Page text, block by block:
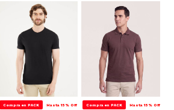
Compra en PACK Hasta 15% Off Compra en PACK Hasta 15% Off